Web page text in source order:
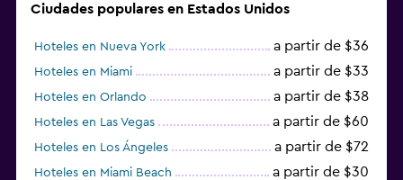
Ciudades populares en Estados Unidos
Hoteles en Nueva York a partir de $36
Hoteles en Miami a partir de $33
Hoteles en Orlando a partir de $38
Hoteles en Las Vegas a partir de $60
Hoteles en Los Ángeles a partir de $72
Hoteles en Miami Beach a partir de $30